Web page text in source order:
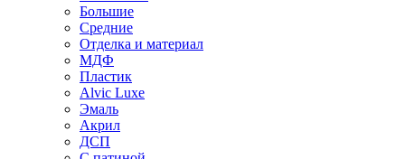
Большие
Средние
Отделка и материал
МДФ
Пластик
Alvic Luxe
Эмаль
Акрил
ДСП